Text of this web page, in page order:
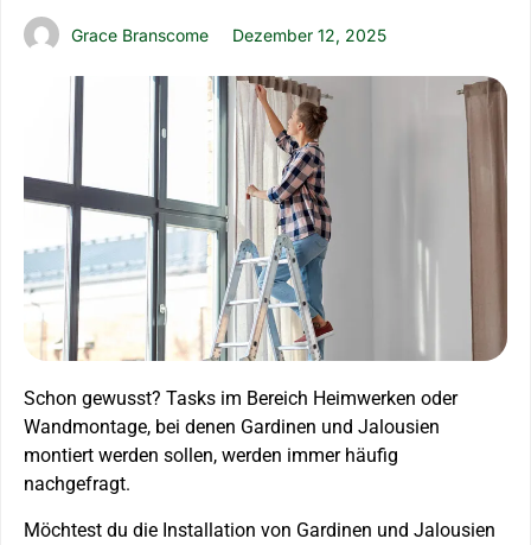
Grace Branscome Dezember 12, 2025
Schon gewusst? Tasks im Bereich Heimwerken oder
Wandmontage, bei denen Gardinen und Jalousien
montiert werden sollen, werden immer häufig
nachgefragt.
Möchtest du die Installation von Gardinen und Jalousien